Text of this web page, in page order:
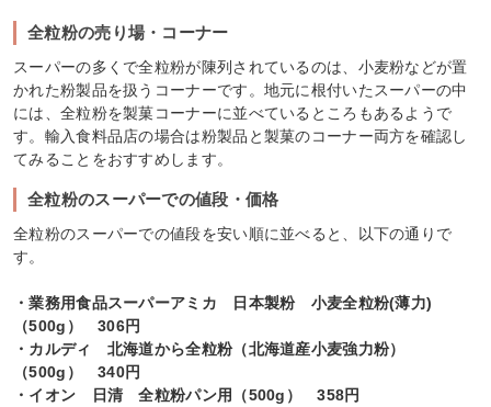
全粒粉の売り場・コーナー
スーパーの多くで全粒粉が陳列されているのは、小麦粉などが置
かれた粉製品を扱うコーナーです。地元に根付いたスーパーの中
には、全粒粉を製菓コーナーに並べているところもあるようで
す。輸入食料品店の場合は粉製品と製菓のコーナー両方を確認し
てみることをおすすめします。
全粒粉のスーパーでの値段・価格
全粒粉のスーパーでの値段を安い順に並べると、以下の通りで
す。
・業務用食品スーパーアミカ 日本製粉 小麦全粒粉(薄力)
（500g） 306円
・カルディ 北海道から全粒粉（北海道産小麦強力粉）
（500g） 340円
・イオン 日清 全粒粉パン用（500g） 358円